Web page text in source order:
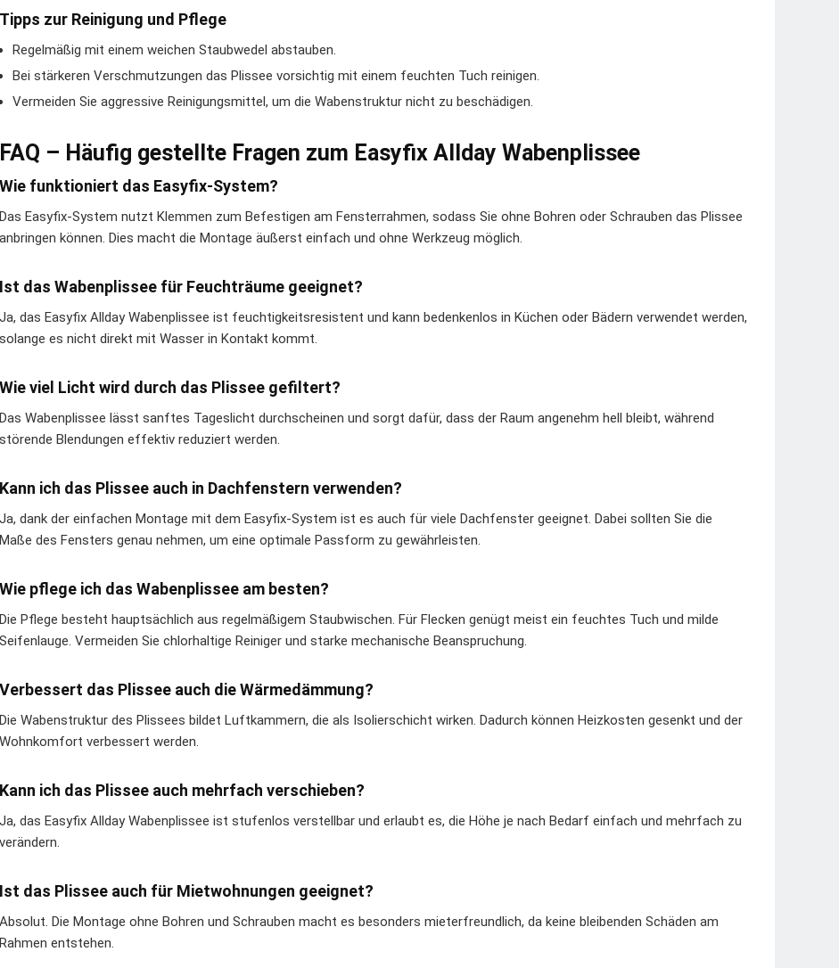
Tipps zur Reinigung und Pflege
Regelmäßig mit einem weichen Staubwedel abstauben.
Bei stärkeren Verschmutzungen das Plissee vorsichtig mit einem feuchten Tuch reinigen.
Vermeiden Sie aggressive Reinigungsmittel, um die Wabenstruktur nicht zu beschädigen.
FAQ – Häufig gestellte Fragen zum Easyfix Allday Wabenplissee
Wie funktioniert das Easyfix-System?
Das Easyfix-System nutzt Klemmen zum Befestigen am Fensterrahmen, sodass Sie ohne Bohren oder Schrauben das Plissee
anbringen können. Dies macht die Montage äußerst einfach und ohne Werkzeug möglich.
Ist das Wabenplissee für Feuchträume geeignet?
Ja, das Easyfix Allday Wabenplissee ist feuchtigkeitsresistent und kann bedenkenlos in Küchen oder Bädern verwendet werden,
solange es nicht direkt mit Wasser in Kontakt kommt.
Wie viel Licht wird durch das Plissee gefiltert?
Das Wabenplissee lässt sanftes Tageslicht durchscheinen und sorgt dafür, dass der Raum angenehm hell bleibt, während
störende Blendungen effektiv reduziert werden.
Kann ich das Plissee auch in Dachfenstern verwenden?
Ja, dank der einfachen Montage mit dem Easyfix-System ist es auch für viele Dachfenster geeignet. Dabei sollten Sie die
Maße des Fensters genau nehmen, um eine optimale Passform zu gewährleisten.
Wie pflege ich das Wabenplissee am besten?
Die Pflege besteht hauptsächlich aus regelmäßigem Staubwischen. Für Flecken genügt meist ein feuchtes Tuch und milde
Seifenlauge. Vermeiden Sie chlorhaltige Reiniger und starke mechanische Beanspruchung.
Verbessert das Plissee auch die Wärmedämmung?
Die Wabenstruktur des Plissees bildet Luftkammern, die als Isolierschicht wirken. Dadurch können Heizkosten gesenkt und der
Wohnkomfort verbessert werden.
Kann ich das Plissee auch mehrfach verschieben?
Ja, das Easyfix Allday Wabenplissee ist stufenlos verstellbar und erlaubt es, die Höhe je nach Bedarf einfach und mehrfach zu
verändern.
Ist das Plissee auch für Mietwohnungen geeignet?
Absolut. Die Montage ohne Bohren und Schrauben macht es besonders mieterfreundlich, da keine bleibenden Schäden am
Rahmen entstehen.